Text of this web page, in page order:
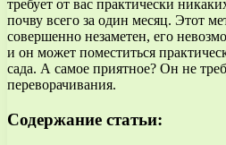
требует от вас практически
почву всего за один месяц. Этот
совершенно незаметен, его
и он может поместиться
сада. А самое приятное? Он не
переворачивания.
Содержание статьи: